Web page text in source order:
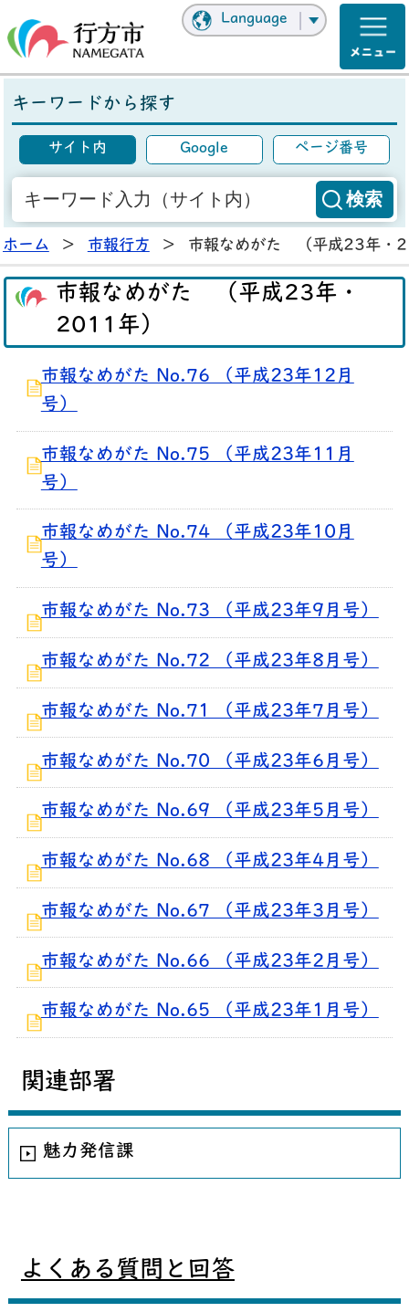
Language
キーワードから探す
サイト内 Google ページ番号
ホーム > 市報行方 > 市報なめがた （平成23年・
市報なめがた （平成23年・
2011年）
市報なめがた No.76 （平成23年12月
号）
市報なめがた No.75 （平成23年11月
号）
市報なめがた No.74 （平成23年10月
号）
市報なめがた No.73 （平成23年9月号）
市報なめがた No.72 （平成23年8月号）
市報なめがた No.71 （平成23年7月号）
市報なめがた No.70 （平成23年6月号）
市報なめがた No.69 （平成23年5月号）
市報なめがた No.68 （平成23年4月号）
市報なめがた No.67 （平成23年3月号）
市報なめがた No.66 （平成23年2月号）
市報なめがた No.65 （平成23年1月号）
関連部署
魅力発信課
よくある質問と回答